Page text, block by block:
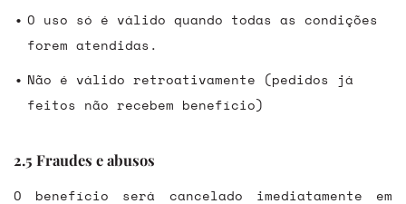
O uso só é válido quando todas as condições
forem atendidas.
Não é válido retroativamente (pedidos já
feitos não recebem benefício)
2.5 Fraudes e abusos
O benefício será cancelado imediatamente em